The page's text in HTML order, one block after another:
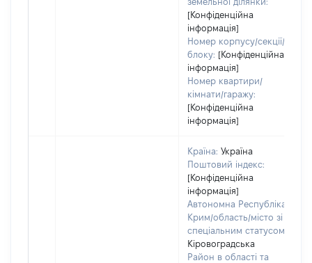
[Конфіденційна
інформація]
Номер корпусу/секції/
блоку: [Конфіденційна
інформація]
Номер квартири/
кімнати/гаражу:
[Конфіденційна
інформація]
Країна: Україна
Поштовий індекс:
[Конфіденційна
інформація]
Автономна Республіка
Крим/область/місто зі
спеціальним статусом:
Кіровоградська
Район в області та